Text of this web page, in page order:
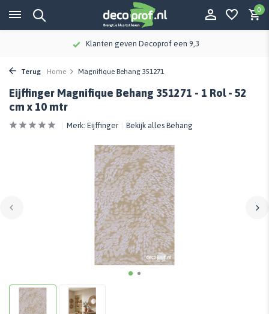
0
Klanten geven Decoprof een 9,3
Terug Home Magnifique Behang 351271
Eijffinger Magnifique Behang 351271 - 1 Rol - 52
cm x 10 mtr
Merk: Eijffinger Bekijk alles Behang